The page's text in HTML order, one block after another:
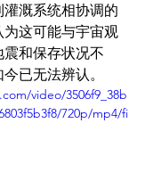
溉系统相协调的
这可能与宇宙观
和保存状况不
已无法辨认。
video/3506f9_38b
720p/mp4/fi